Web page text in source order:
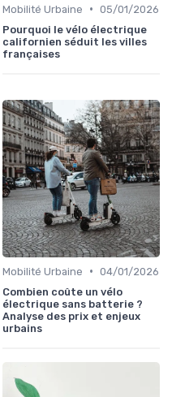
Mobilité Urbaine • 05/01/2026
Pourquoi le vélo électrique
californien séduit les villes
françaises
Mobilité Urbaine • 04/01/2026
Combien coûte un vélo
électrique sans batterie ?
Analyse des prix et enjeux
urbains